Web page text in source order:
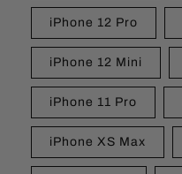
iPhone 12 Pro
iPhone 12 Mini
iPhone 11 Pro
iPhone XS Max